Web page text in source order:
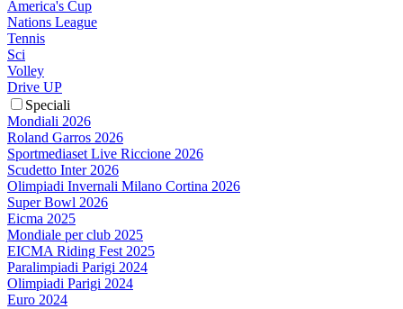
America's Cup
Nations League
Tennis
Sci
Volley
Drive UP
Speciali
Mondiali 2026
Roland Garros 2026
Sportmediaset Live Riccione 2026
Scudetto Inter 2026
Olimpiadi Invernali Milano Cortina 2026
Super Bowl 2026
Eicma 2025
Mondiale per club 2025
EICMA Riding Fest 2025
Paralimpiadi Parigi 2024
Olimpiadi Parigi 2024
Euro 2024